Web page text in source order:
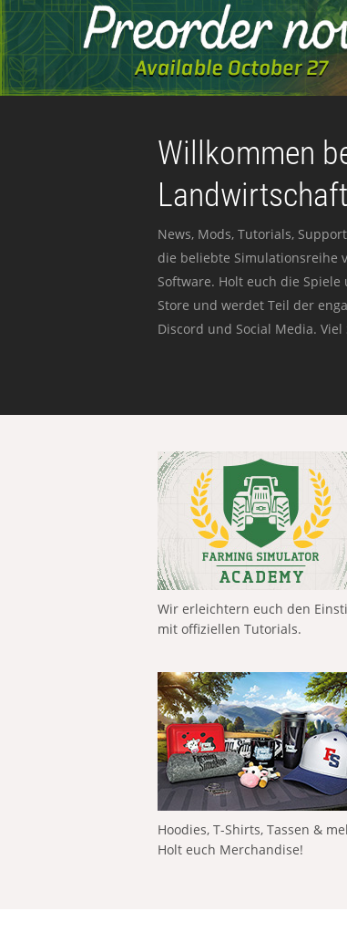
Willkommen
News, Mods, Tutorials,
die beliebte Simulationsreihe
Software. Holt euch die
Store und werdet Teil der
Discord und Social Media.
Wir erleichtern euch den
mit offiziellen Tutorials.
Hoodies, T-Shirts, Tassen &
Holt euch Merchandise!